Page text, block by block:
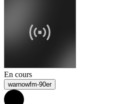
En cours
warnowfm-90er